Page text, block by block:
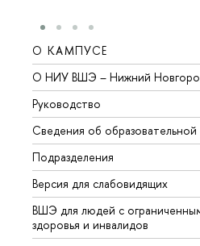
О КАМПУСЕ
О НИУ ВШЭ – Нижний
Руководство
Сведения об образовательной
Подразделения
Версия для слабовидящих
ВШЭ для людей с
здоровья и инвалидов